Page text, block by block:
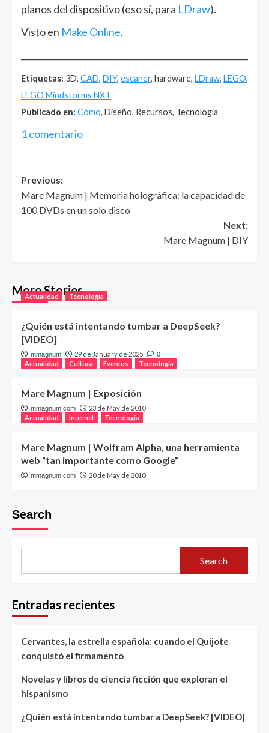
planos del dispositivo (eso sí, para LDraw).
Visto en Make Online.
Etiquetas: 3D, CAD, DIY, escaner, hardware, LDraw, LEGO,
LEGO Mindstorms NXT
Publicado en: Cómo, Diseño, Recursos, Tecnología
1 comentario
Post
navigation
Previous:
Mare Magnum | Memoria holográfica: la capacidad de
100 DVDs en un solo disco
Next:
Mare Magnum | DIY
More Stories
Actualidad Tecnología
¿Quién está intentando tumbar a DeepSeek?
[VIDEO]
mmagnum 29 de January de 2025 0
Actualidad Cultura Eventos Tecnología
Mare Magnum | Exposición
mmagnum.com
23 de May de 2010
Actualidad
Internet Tecnología
Mare Magnum | Wolfram Alpha, una herramienta
web “tan importante como Google”
mmagnum.com 20 de May de 2010
Search
Search
Entradas recientes
Cervantes, la estrella española: cuando el Quijote
conquistó el firmamento
Novelas y libros de ciencia ficción que exploran el
hispanismo
¿Quién está intentando tumbar a DeepSeek? [VIDEO]